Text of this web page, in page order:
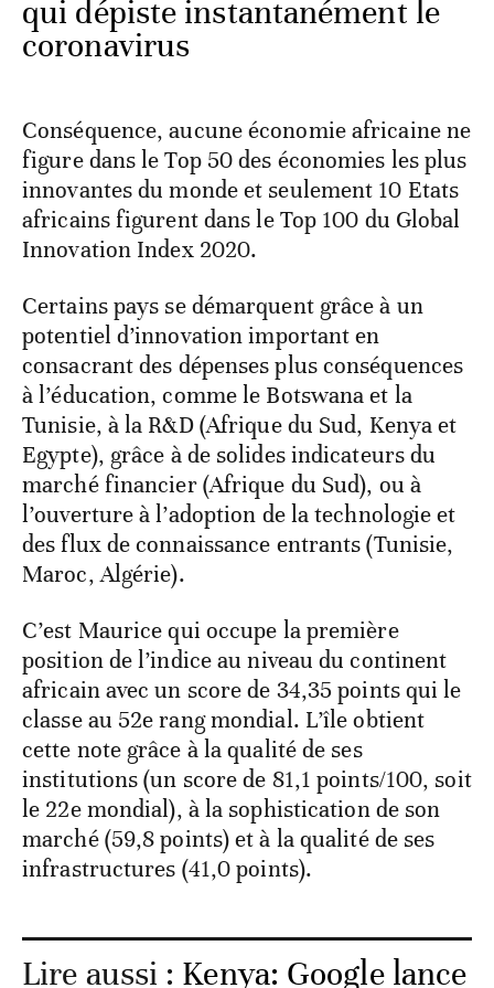
qui dépiste instantanément le
coronavirus
Conséquence, aucune économie africaine ne
figure dans le Top 50 des économies les plus
innovantes du monde et seulement 10 Etats
africains figurent dans le Top 100 du Global
Innovation Index 2020.
Certains pays se démarquent grâce à un
potentiel d’innovation important en
consacrant des dépenses plus conséquences
à l’éducation, comme le Botswana et la
Tunisie, à la R&D (Afrique du Sud, Kenya et
Egypte), grâce à de solides indicateurs du
marché financier (Afrique du Sud), ou à
l’ouverture à l’adoption de la technologie et
des flux de connaissance entrants (Tunisie,
Maroc, Algérie).
C’est Maurice qui occupe la première
position de l’indice au niveau du continent
africain avec un score de 34,35 points qui le
classe au 52e rang mondial. L’île obtient
cette note grâce à la qualité de ses
institutions (un score de 81,1 points/100, soit
le 22e mondial), à la sophistication de son
marché (59,8 points) et à la qualité de ses
infrastructures (41,0 points).
Lire aussi : Kenya: Google lance